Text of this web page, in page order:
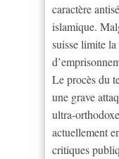
caractère
islamique.
suisse limite
Le procès du
une grave
ultra-
actuellement
critiques